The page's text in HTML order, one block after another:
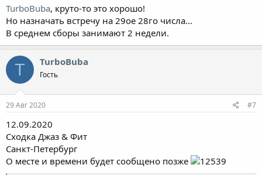
TurboBuba, круто-то это хорошо!
Но назначать встречу на 29ое 28го числа...
В среднем сборы занимают 2 недели.
T TurboBuba
Гость
29 Авг 2020 #7
12.09.2020
Сходка Джаз & Фит
Санкт-Петербург
О месте и времени будет сообщено позже